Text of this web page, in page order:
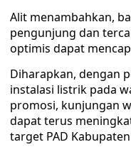
Alit menambahkan,
pengunjung dan
optimis dapat
Diharapkan, dengan
instalasi listrik pada
promosi, kunjungan
dapat terus
target PAD